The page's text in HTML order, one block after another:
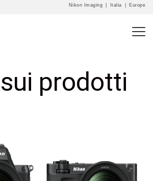
Nikon Imaging | Italia | Europe
prodotti